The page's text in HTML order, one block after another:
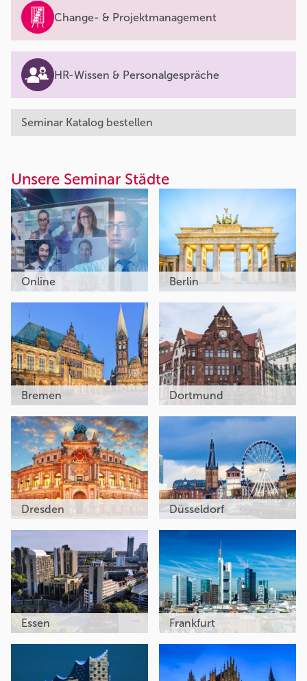
Change- & Projektmanagement
HR-Wissen & Personalgespräche
Seminar Katalog bestellen
Unsere Seminar Städte
Online Berlin
Bremen Dortmund
Dresden Düsseldorf
Essen Frankfurt